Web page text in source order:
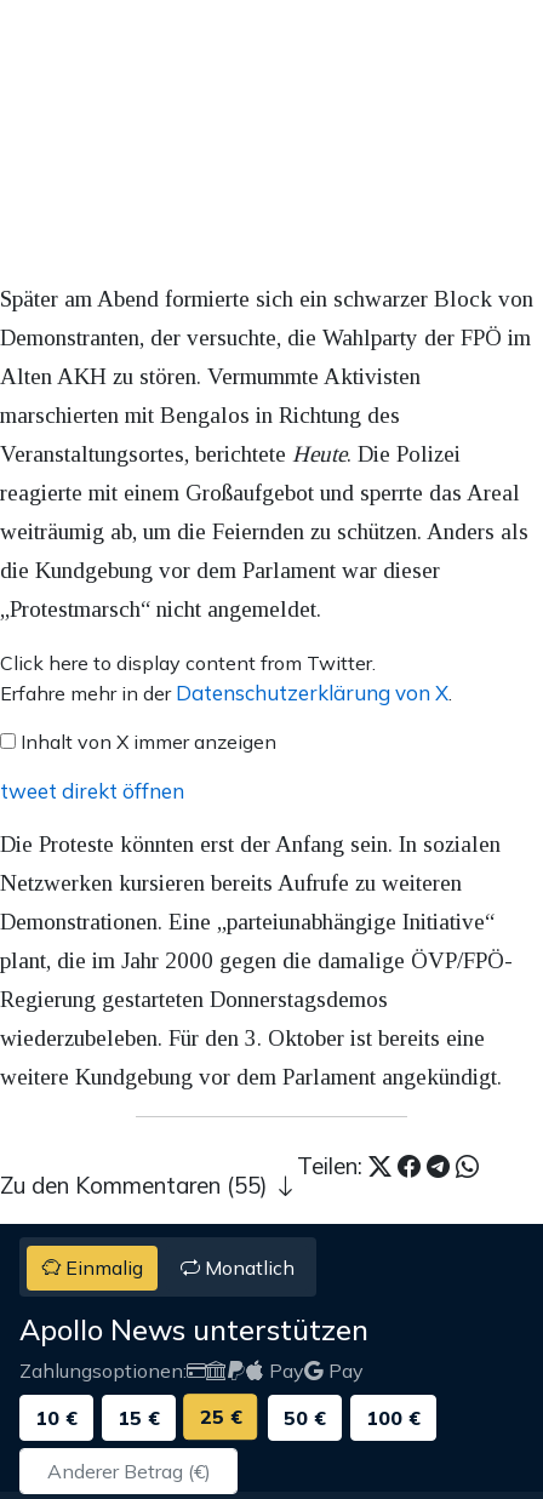
Später am Abend formierte sich ein schwarzer Block von
Demonstranten, der versuchte, die Wahlparty der FPÖ im
Alten AKH zu stören. Vermummte Aktivisten
marschierten mit Bengalos in Richtung des
Veranstaltungsortes, berichtete Heute. Die Polizei
reagierte mit einem Großaufgebot und sperrte das Areal
weiträumig ab, um die Feiernden zu schützen. Anders als
die Kundgebung vor dem Parlament war dieser
„Protestmarsch“ nicht angemeldet.
Inhalt
von
anzeigen
Click here to display content from Twitter.
Erfahre mehr in der Datenschutzerklärung von X.
Inhalt von X immer anzeigen
tweet direkt öffnen
Die Proteste könnten erst der Anfang sein. In sozialen
Netzwerken kursieren bereits Aufrufe zu weiteren
Demonstrationen. Eine „parteiunabhängige Initiative“
plant, die im Jahr 2000 gegen die damalige ÖVP/FPÖ-
Regierung gestarteten Donnerstagsdemos
wiederzubeleben. Für den 3. Oktober ist bereits eine
weitere Kundgebung vor dem Parlament angekündigt.
Teilen:
Zu den Kommentaren (55)
Einmalig Monatlich
Apollo News unterstützen
Zahlungsoptionen: Pay
Pay
10 €
15 € 25 € 50 € 100 €